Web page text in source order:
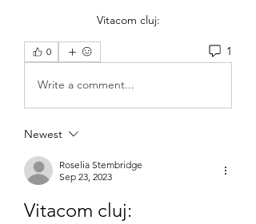
Vitacom cluj:
0 1
Write a comment...
Newest
Roselia Stembridge
Sep 23, 2023
Vitacom cluj: